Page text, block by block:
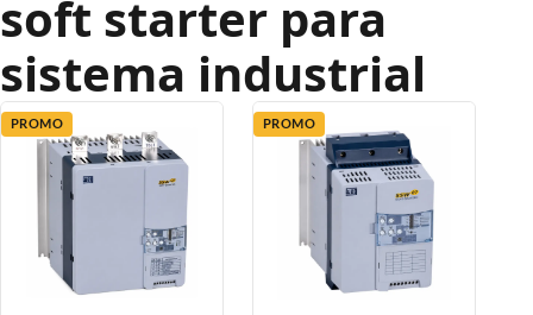
soft starter para
sistema industrial
PROMO PROMO